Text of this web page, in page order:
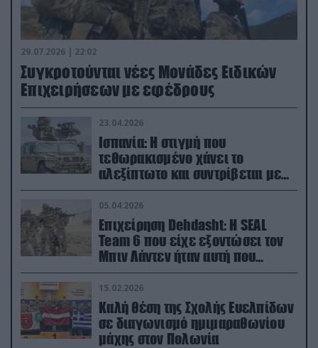
29.07.2026 | 22:02
Συγκροτούνται νέες Μονάδες Ειδικών
Επιχειρήσεων με εφέδρους
23.04.2026
Ισπανία: Η στιγμή που
τεθωρακισμένο χάνει το
αλεξίπτωτο και συντρίβεται με
ορμή στο έδαφος (βίντεο)
05.04.2026
Επιχείρηση Dehdasht: Η SEAL
Team 6 που είχε εξοντώσει τον
Μπιν Λάντεν ήταν αυτή που
διέσωσε τον πιλότο του F-15
15.02.2026
Καλή θέση της Σχολής Ευελπίδων
σε διαγωνισμό ημιμαραθωνίου
μάχης στον Πολωνία